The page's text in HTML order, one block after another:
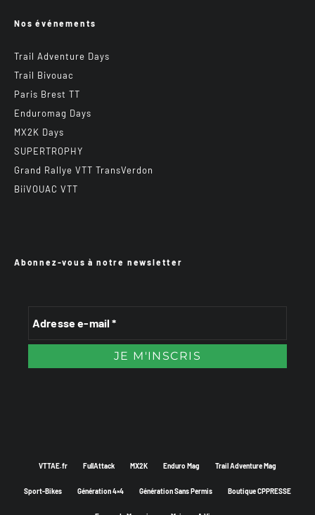
Nos événements
Trail Adventure Days
Trail Bivouac
Paris Brest TT
Enduromag Days
MX2K Days
SUPERTROPHY
Grand Rallye VTT TransVerdon
BiiVOUAC VTT
Abonnez-vous à notre newsletter
VTTAE.fr FullAttack MX2K Enduro Mag Trail Adventure Mag
Sport-Bikes Génération 4×4 Génération Sans Permis Boutique CPPRESSE